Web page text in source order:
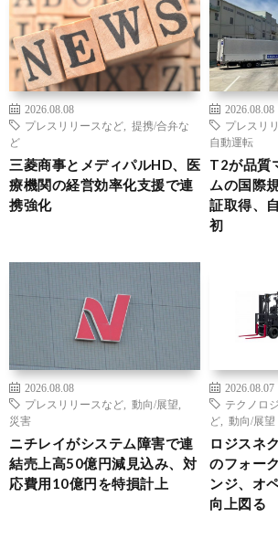
2026.08.08
プレスリリースなど
提携/合弁な
ど
三菱商事とメディパルHD、医
療機関の経営効率化支援で連
携強化
2026.08.08
プレスリ
自動運転
T2が品質
ムの国際
証取得、
初
2026.08.08
プレスリリースなど
動向/展望
災害
ニチレイがシステム障害で連
結売上高50億円減見込み、対
応費用10億円を特損計上
2026.08.07
テクノロ
ど
動向/展望
ロジスネ
のフォー
ンジ、オ
向上図る